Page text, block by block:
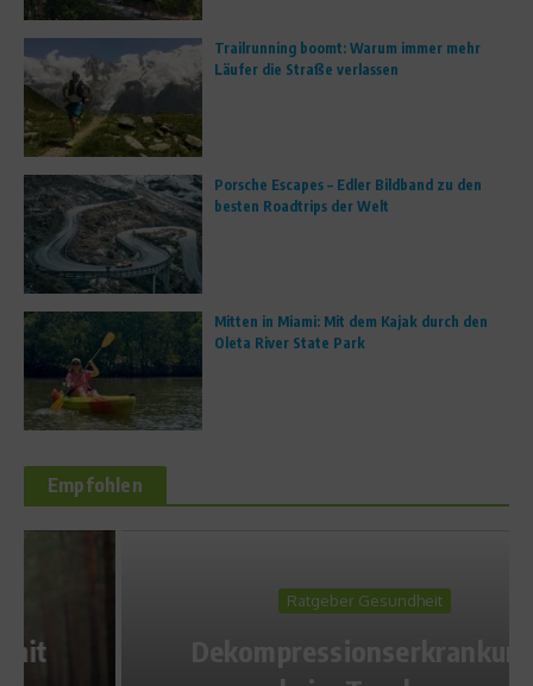
Trailrunning boomt: Warum immer mehr
Läufer die Straße verlassen
Porsche Escapes – Edler Bildband zu den
besten Roadtrips der Welt
Mitten in Miami: Mit dem Kajak durch den
Oleta River State Park
Empfohlen
Ratgeber Gesundheit